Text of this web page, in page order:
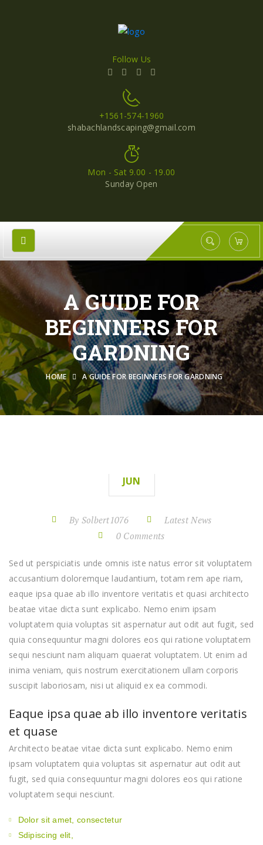
Follow Us
+1561-574-1960
shabachlandscaping@gmail.com
Mon - Sat 9.00 - 19.00
Sunday Open
A GUIDE FOR
BEGINNERS FOR
GARDNING
HOME A GUIDE FOR BEGINNERS FOR GARDNING
JUN
By Solbert1076
Latest News
0 Comments
Sed ut perspiciatis unde omnis iste natus error sit voluptatem
accusantium doloremque laudantium, totam rem ape riam,
eaque ipsa quae ab illo inventore veritatis et quasi architecto
beatae vitae dicta sunt explicabo. Nemo enim ipsam
voluptatem quia voluptas sit aspernatur aut odit aut fugit, sed
quia consequuntur magni dolores eos qui ratione voluptatem
sequi nesciunt nam aliquam quaerat voluptatem. Ut enim ad
inima veniam, quis nostrum exercitationem ullam corporis
suscipit laboriosam, nisi ut aliquid ex ea commodi.
Eaque ipsa quae ab illo inventore veritatis
et quase
Architecto beatae vitae dicta sunt explicabo. Nemo enim
ipsam voluptatem quia voluptas sit aspernatur aut odit aut
fugit, sed quia consequuntur magni dolores eos qui ratione
voluptatem sequi nesciunt.
Dolor sit amet, consectetur
Sdipiscing elit,